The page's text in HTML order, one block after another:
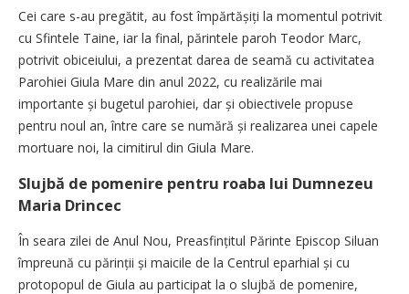
Cei care s-au pregătit, au fost împărtășiți la momentul potrivit
cu Sfintele Taine, iar la final, părintele paroh Teodor Marc,
potrivit obiceiului, a prezentat darea de seamă cu activitatea
Parohiei Giula Mare din anul 2022, cu realizările mai
importante și bugetul parohiei, dar și obiectivele propuse
pentru noul an, între care se numără și realizarea unei capele
mortuare noi, la cimitirul din Giula Mare.
Slujbă de pomenire pentru roaba lui Dumnezeu
Maria Drincec
În seara zilei de Anul Nou, Preasfințitul Părinte Episcop Siluan
împreună cu părinții și maicile de la Centrul eparhial și cu
protopopul de Giula au participat la o slujbă de pomenire,